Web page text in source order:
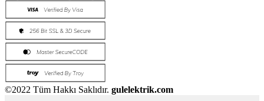
©2022 Tüm Hakkı Saklıdır. gulelektrik.com